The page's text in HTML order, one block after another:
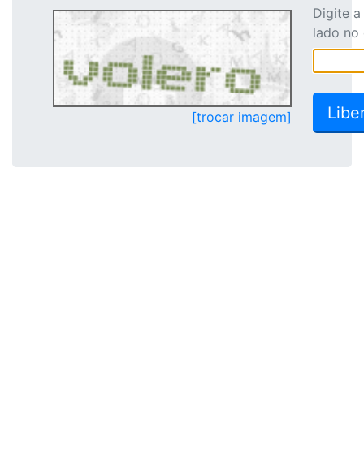
[trocar imagem]
Digite
lado no